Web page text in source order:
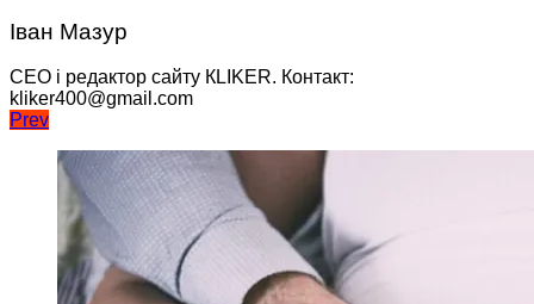
Іван Мазур
CEO і редактор сайту КLIKER. Контакт:
kliker400@gmail.com
Навігація
записів
Prev